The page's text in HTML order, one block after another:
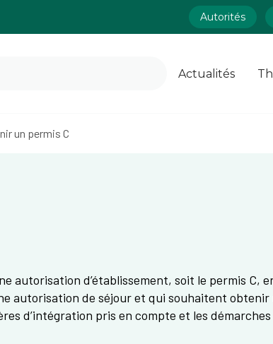
Autorités
Actualités
un permis C
d’établissement, soit le permis C,
autorisation de séjour et qui souhaitent
d’intégration pris en compte et les démarches